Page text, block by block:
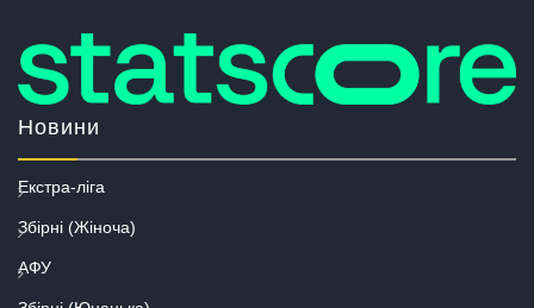
Новини
Екстра-ліга
Збірні (Жіноча)
АФУ